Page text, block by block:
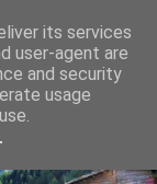
its services
user-agent are
and security
usage